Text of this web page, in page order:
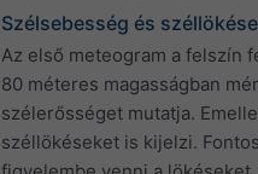
Szélsebesség és
Az első meteogram a felszín
80 méteres magasságban
szélerősséget mutatja.
széllökéseket is kijelzi.